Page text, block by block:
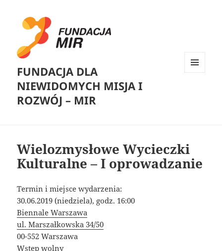
FUNDACJA DLA
NIEWIDOMYCH MISJA I
ROZWÓJ – MIR
Wielozmysłowe Wycieczki
Kulturalne – I oprowadzanie
Termin i miejsce wydarzenia:
30.06.2019 (niedziela), godz. 16:00
Biennale Warszawa
ul. Marszałkowska 34/50
00-552 Warszawa
Wstęp wolny